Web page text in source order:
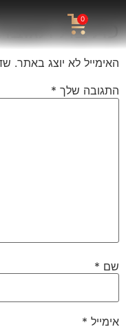
0
כתיבת
האימייל לא יוצג באתר.
התגובה שלך *
שם *
אימייל *